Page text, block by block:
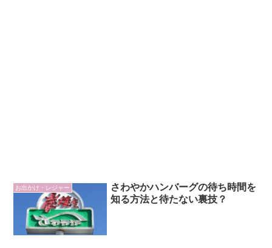
お出かけ・レジャー
さわやかハンバーグの待ち時間を
知る方法と待たない裏技？